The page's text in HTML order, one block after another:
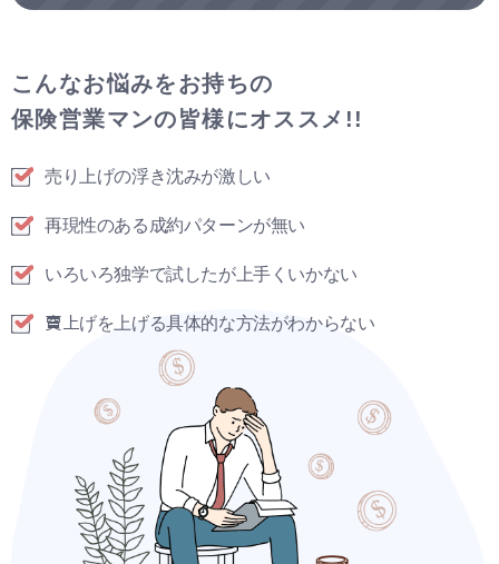
こんなお悩みをお持ちの
保険営業マンの皆様にオススメ!!
売り上げの浮き沈みが激しい
再現性のある成約パターンが無い
いろいろ独学で試したが上手くいかない
𧶠上げを上げる具体的な方法がわからない